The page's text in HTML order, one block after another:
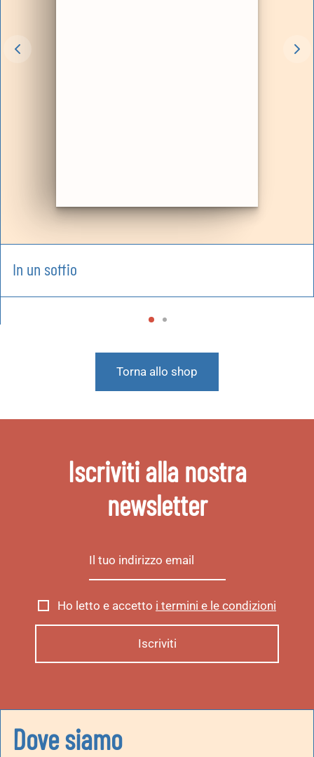
In un soffio
Torna allo shop
Iscriviti alla nostra
newsletter
Ho letto e accetto i termini e le condizioni
Dove siamo